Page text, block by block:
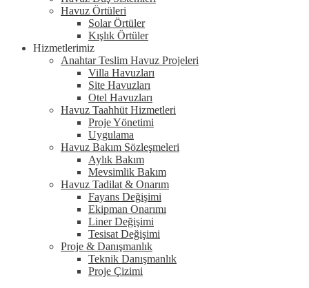
Havuz Örtüleri
Solar Örtüler
Kışlık Örtüler
Hizmetlerimiz
Anahtar Teslim Havuz Projeleri
Villa Havuzları
Site Havuzları
Otel Havuzları
Havuz Taahhüt Hizmetleri
Proje Yönetimi
Uygulama
Havuz Bakım Sözleşmeleri
Aylık Bakım
Mevsimlik Bakım
Havuz Tadilat & Onarım
Fayans Değişimi
Ekipman Onarımı
Liner Değişimi
Tesisat Değişimi
Proje & Danışmanlık
Teknik Danışmanlık
Proje Çizimi